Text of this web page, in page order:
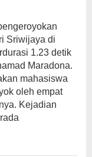
Sriwijaya di
1.23 detik
Maradona.
mahasiswa
oleh empat
Kejadian